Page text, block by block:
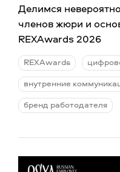
Делимся
членов жюри и
REXAwards 2026
REXAwards
внутренние
бренд работодателя